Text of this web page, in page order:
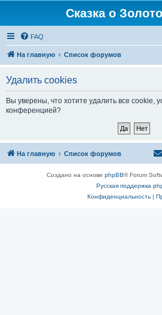
Сказка о
FAQ
На главную Список форумов
Удалить cookies
Вы уверены, что хотите удалить все cookie,
конференцией?
На главную Список форумов
Создано на основе phpBB® Forum
Русская поддержка
Конфиденциальность|